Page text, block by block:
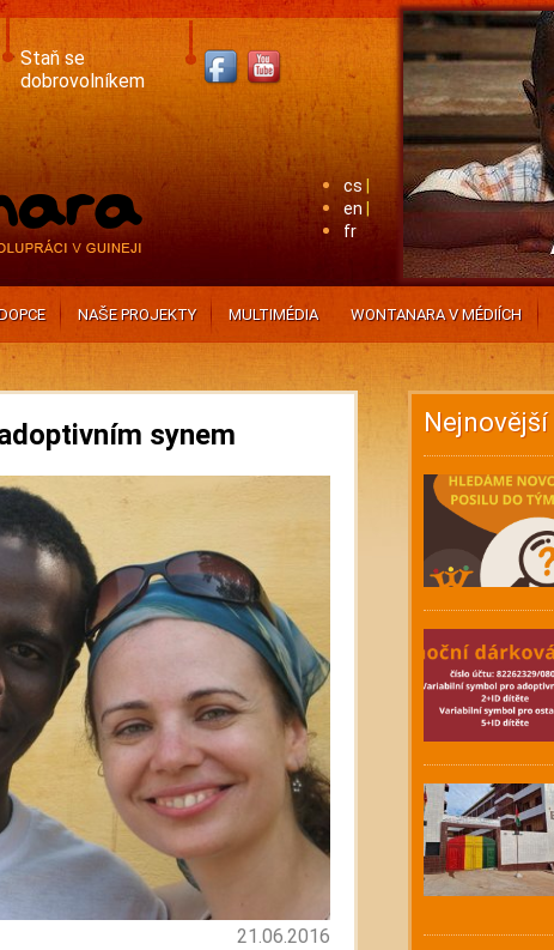
Staň se
dobrovolníkem
cs
en
fr
NAŠE PROJEKTY MULTIMÉDIA WONTANARA V MÉDIÍCH
synem
21.06.2016